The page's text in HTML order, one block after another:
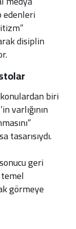
edenleri
disiplin
biri
varlığının
tasarısıydı.
geri
görmeye